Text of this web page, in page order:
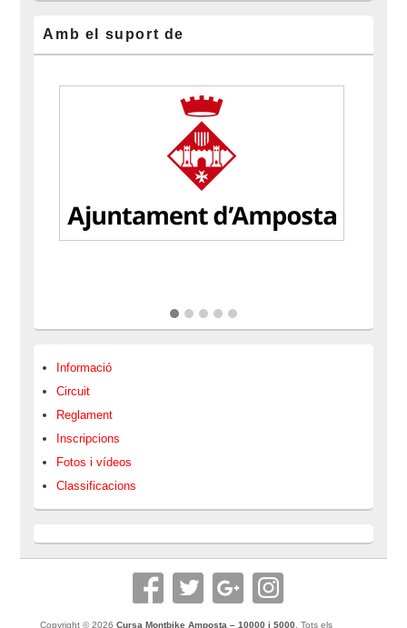
Amb el suport de
Informació
Circuit
Reglament
Inscripcions
Fotos i vídeos
Classificacions
Copyright © 2026Cursa Montbike Amposta – 10000 i 5000 . Tots els